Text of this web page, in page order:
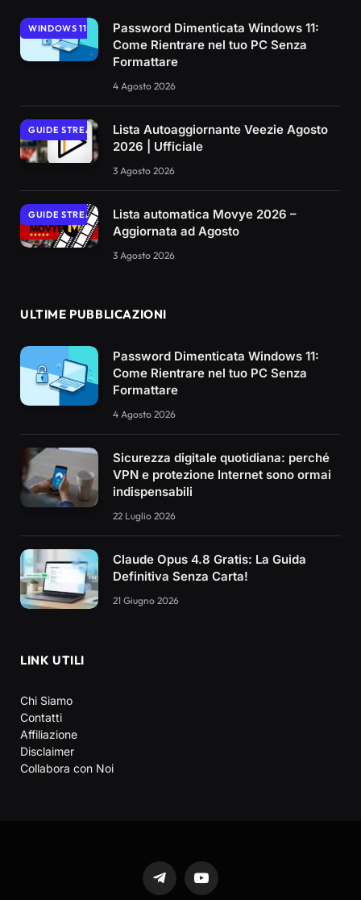
WINDOWS 11
Password Dimenticata Windows 11:
Come Rientrare nel tuo PC Senza
Formattare
4 Agosto 2026
GUIDE STREAMINGLista Autoaggiornante Veezie Agosto
2026 | Ufficiale
3 Agosto 2026
GUIDE STREAMINGLista automatica Movye 2026 –
Aggiornata ad Agosto
3 Agosto 2026
ULTIME PUBBLICAZIONI
Password Dimenticata Windows 11:
Come Rientrare nel tuo PC Senza
Formattare
4 Agosto 2026
Sicurezza digitale quotidiana: perché
VPN e protezione Internet sono ormai
indispensabili
22 Luglio 2026
Claude Opus 4.8 Gratis: La Guida
Definitiva Senza Carta!
21 Giugno 2026
LINK UTILI
Chi Siamo
Contatti
Affiliazione
Disclaimer
Collabora con Noi
TelegramYouTube